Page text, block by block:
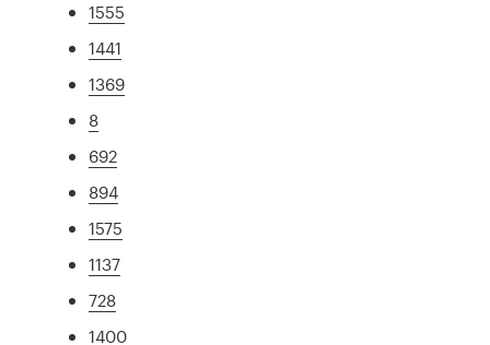
1555
1441
1369
8
692
894
1575
1137
728
1400